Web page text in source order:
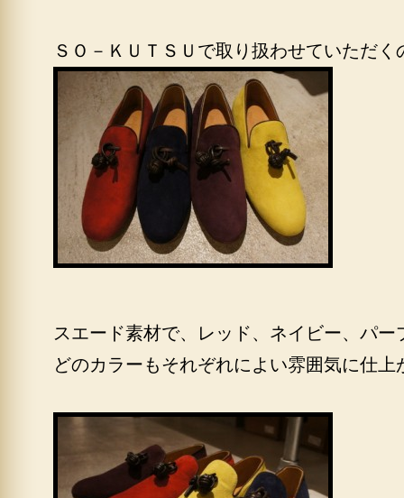
ＳＯ－ＫＵＴＳＵで取り扱わせていただ
スエード素材で、レッド、ネイビー、パー
どのカラーもそれぞれによい雰囲気に仕上